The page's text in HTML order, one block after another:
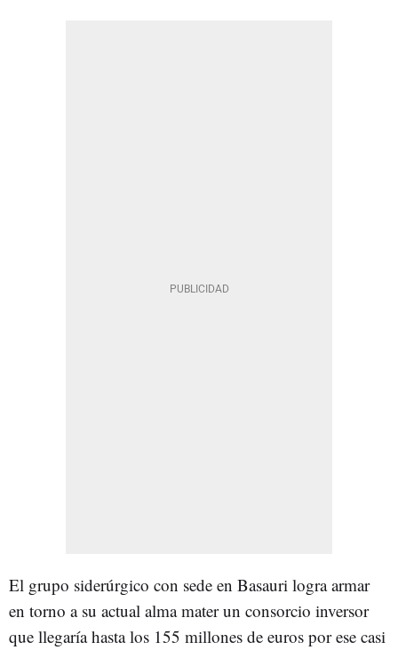
El grupo siderúrgico con sede en Basauri logra armar
en torno a su actual alma mater un consorcio inversor
que llegaría hasta los 155 millones de euros por ese casi